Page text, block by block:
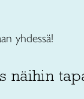
yhdessä!
näihin